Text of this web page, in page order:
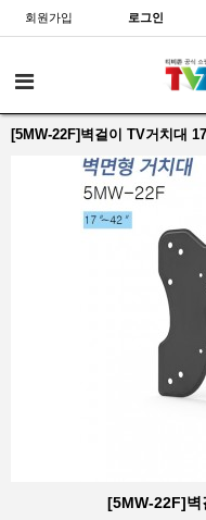
회원가입 로그인
[5MW-22F]벽걸이 TV거치대
[5MW-22F]벽